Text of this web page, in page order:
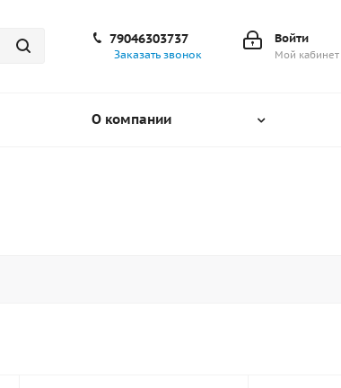
Войти
Мой кабинет
79046303737
Заказать звонок
О компании